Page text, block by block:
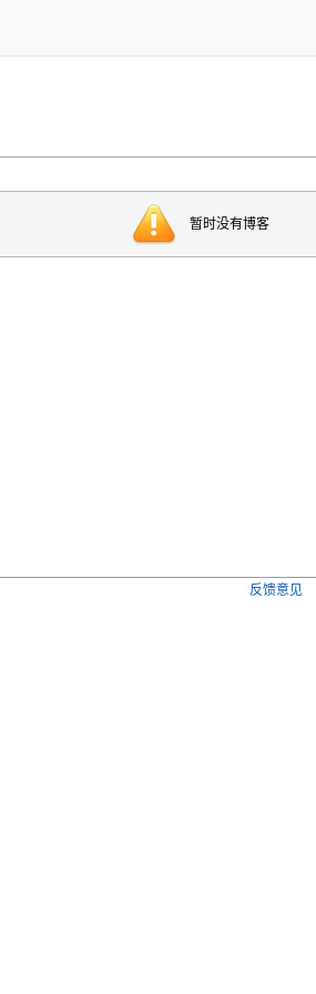
暂时没有博客
反馈意见